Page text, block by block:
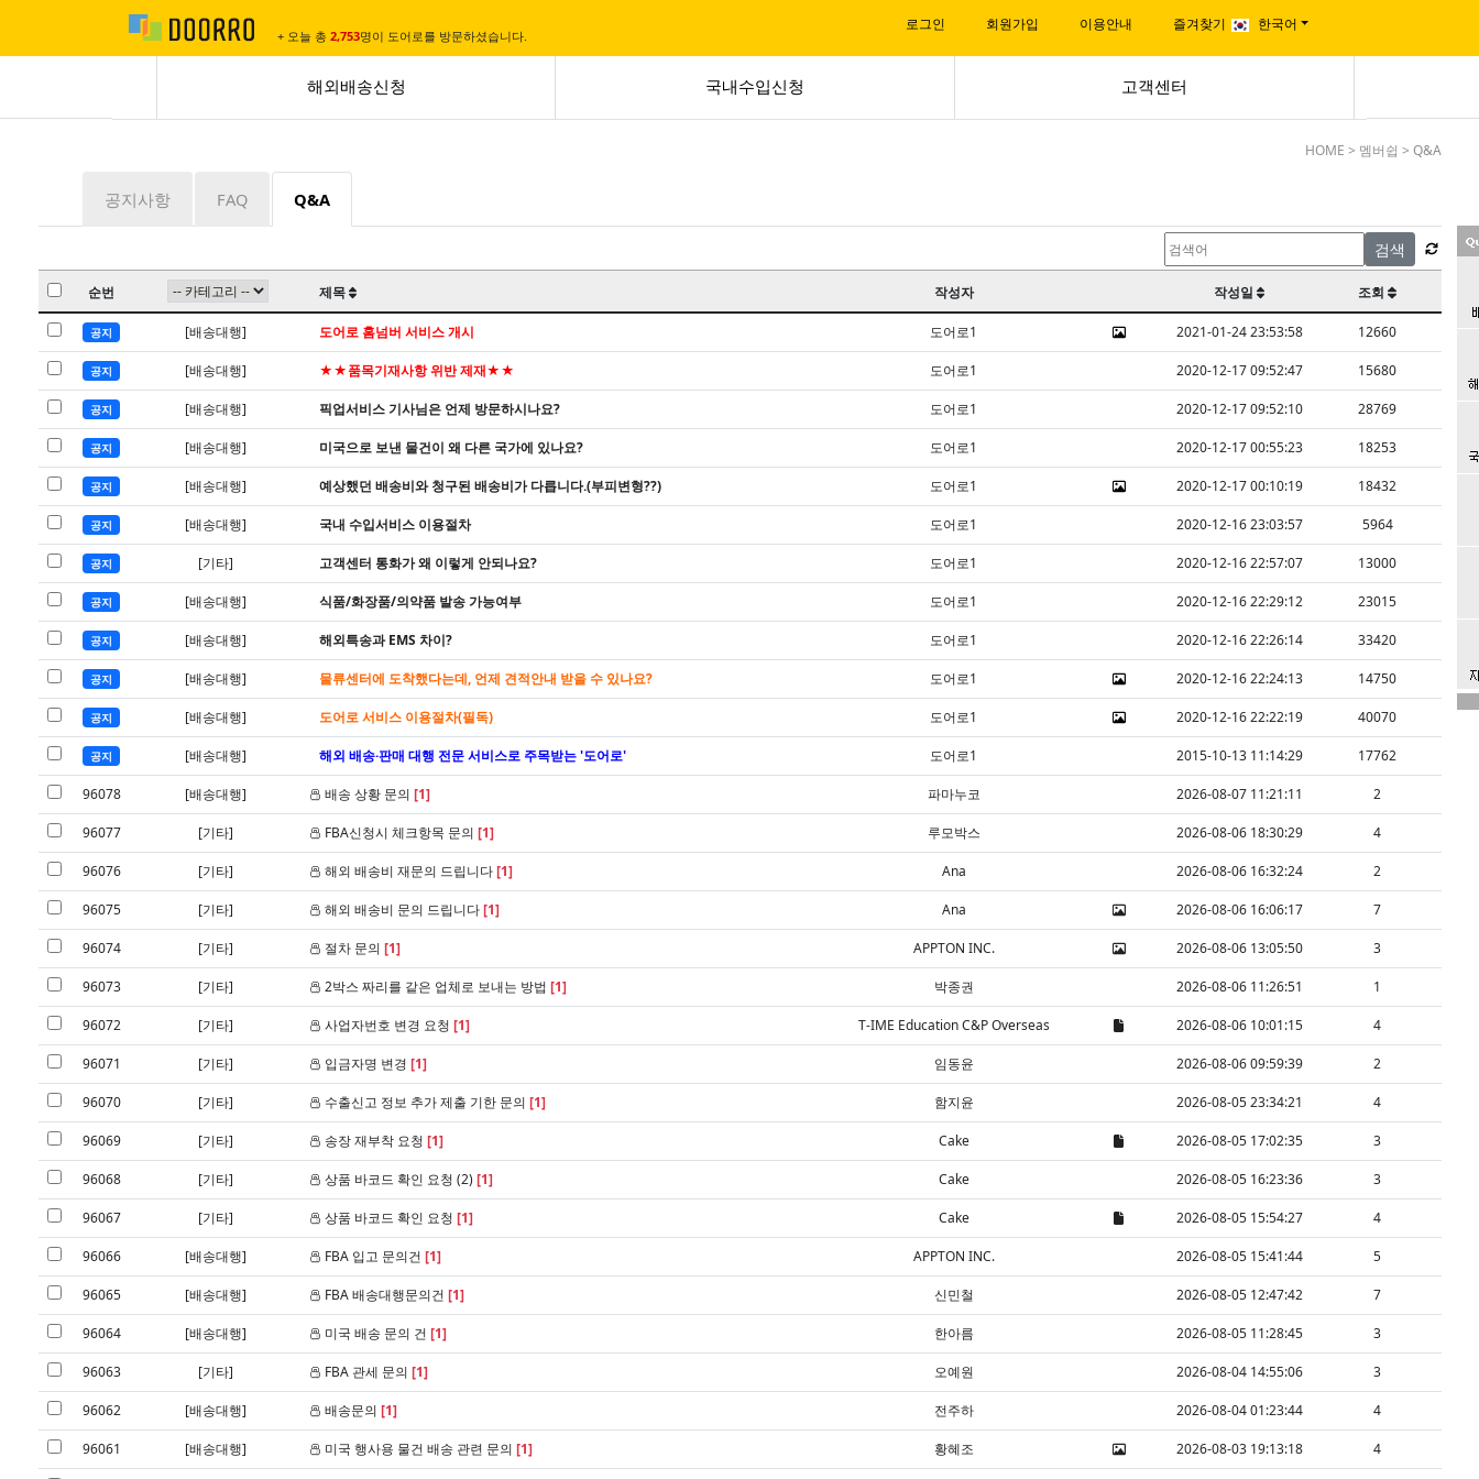
+ 오늘 총 2,753명이 도어로를 방문하셨습니다.
로그인 회원가입 이용안내 즐겨찾기
|
한국어
해외배송신청 국내수입신청 고객센터
HOME > 멤버쉽 > Q&A
공지사항 FAQ Q&A
검색
순번 제목 작성자 작성일 조회
공지 [배송대행] 도어로 홈넘버 서비스 개시 도어로1 2021-01-24 23:53:58 12660
공지 [배송대행] ★★품목기재사항 위반 제재★★ 도어로1 2020-12-17 09:52:47 15680
공지 [배송대행] 픽업서비스 기사님은 언제 방문하시나요? 도어로1 2020-12-17 09:52:10 28769
공지 [배송대행] 미국으로 보낸 물건이 왜 다른 국가에 있나요? 도어로1 2020-12-17 00:55:23 18253
공지 [배송대행] 예상했던 배송비와 청구된 배송비가 다릅니다.(부피변형??) 도어로1 2020-12-17 00:10:19 18432
공지 [배송대행] 국내 수입서비스 이용절차 도어로1 2020-12-16 23:03:57 5964
공지 [기타] 고객센터 통화가 왜 이렇게 안되나요? 도어로1 2020-12-16 22:57:07 13000
공지 [배송대행] 식품/화장품/의약품 발송 가능여부 도어로1 2020-12-16 22:29:12 23015
공지 [배송대행] 해외특송과 EMS 차이? 도어로1 2020-12-16 22:26:14 33420
공지 [배송대행] 물류센터에 도착했다는데, 언제 견적안내 받을 수 있나요? 도어로1 2020-12-16 22:24:13 14750
공지 [배송대행] 도어로 서비스 이용절차(필독) 도어로1 2020-12-16 22:22:19 40070
공지 [배송대행] 해외 배송·판매 대행 전문 서비스로 주목받는 '도어로' 도어로1 2015-10-13 11:14:29 17762
96078 [배송대행] 배송 상황 문의 [1] 파마누코 2026-08-07 11:21:11 2
96077 [기타] FBA신청시 체크항목 문의 [1] 루모박스 2026-08-06 18:30:29 4
96076 [기타] 해외 배송비 재문의 드립니다[1] Ana 2026-08-06 16:32:24 2
96075 [기타] 해외 배송비 문의 드립니다[1] Ana 2026-08-06 16:06:17 7
96074 [기타] 절차 문의 [1] APPTON INC. 2026-08-06 13:05:50 3
96073 [기타] 2박스 짜리를 같은 업체로 보내는 방법 [1] 박종권 2026-08-06 11:26:51 1
96072 [기타] 사업자번호 변경 요청 [1] T-IME Education C&P Overseas 2026-08-06 10:01:15 4
96071 [기타] 입금자명 변경 [1] 임동윤 2026-08-06 09:59:39 2
96070 [기타] 수출신고 정보 추가 제출 기한 문의 [1] 함지윤 2026-08-05 23:34:21 4
96069 [기타] 송장 재부착 요청 [1] Cake 2026-08-05 17:02:35 3
96068 [기타] 상품 바코드 확인 요청 (2) [1] Cake 2026-08-05 16:23:36 3
96067 [기타] 상품 바코드 확인 요청 [1] Cake 2026-08-05 15:54:27 4
96066 [배송대행] FBA 입고 문의건 [1] APPTON INC. 2026-08-05 15:41:44 5
96065 [배송대행] FBA 배송대행문의건 [1] 신민철 2026-08-05 12:47:42 7
96064 [배송대행] 미국 배송 문의 건 [1] 한아름 2026-08-05 11:28:45 3
96063 [기타] FBA 관세 문의 [1] 오예원 2026-08-04 14:55:06 3
96062 [배송대행] 배송문의 [1] 전주하 2026-08-04 01:23:44 4
96061 [배송대행] 미국 행사용 물건 배송 관련 문의 [1] 황혜조 2026-08-03 19:13:18 4